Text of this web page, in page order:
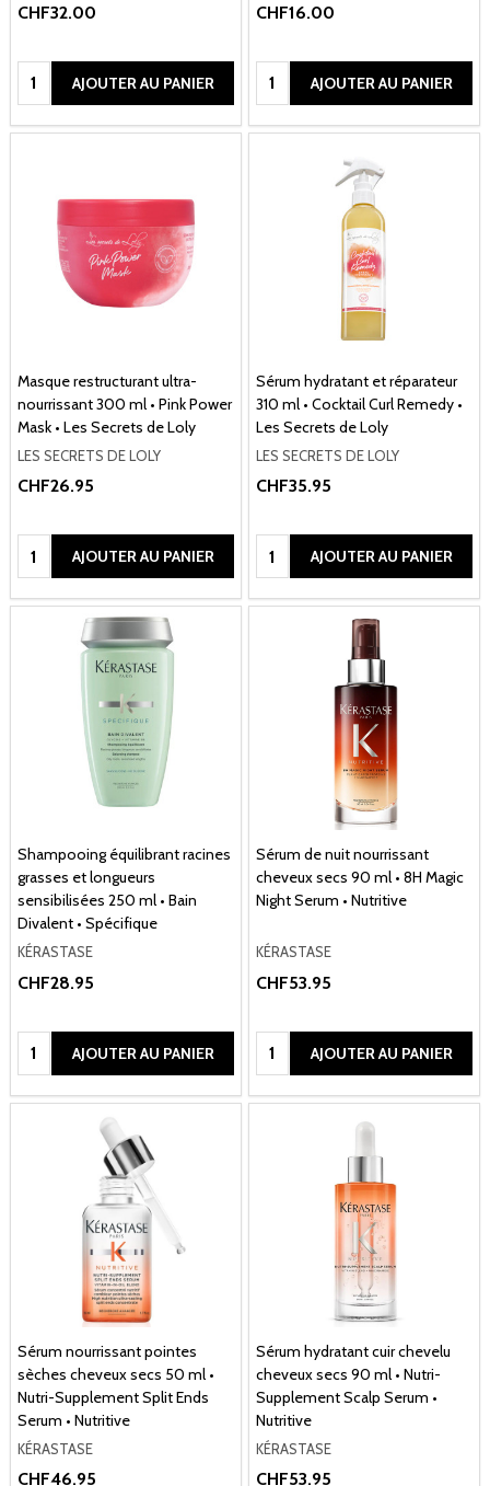
CHF32.00
Quantité:AJOUTER AU PANIER
CHF16.00
Quantité:AJOUTER AU PANIER
Masque restructurant ultra-
nourrissant 300 ml • Pink Power
Mask • Les Secrets de Loly
LES SECRETS DE LOLY
CHF26.95
Quantité:AJOUTER AU PANIER
Sérum hydratant et réparateur
310 ml • Cocktail Curl Remedy •
Les Secrets de Loly
LES SECRETS DE LOLY
CHF35.95
Quantité:AJOUTER AU PANIER
Shampooing équilibrant racines
grasses et longueurs
sensibilisées 250 ml • Bain
Divalent • Spécifique
KÉRASTASE
CHF28.95
Quantité:AJOUTER AU PANIER
Sérum de nuit nourrissant
cheveux secs 90 ml • 8H Magic
Night Serum • Nutritive
KÉRASTASE
CHF53.95
Quantité:AJOUTER AU PANIER
Sérum nourrissant pointes
sèches cheveux secs 50 ml •
Nutri-Supplement Split Ends
Serum • Nutritive
KÉRASTASE
CHF46.95
Sérum hydratant cuir chevelu
cheveux secs 90 ml • Nutri-
Supplement Scalp Serum •
Nutritive
KÉRASTASE
CHF53.95